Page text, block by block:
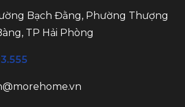
Bạch Đằng, Phường Thượng
TP Hải Phòng